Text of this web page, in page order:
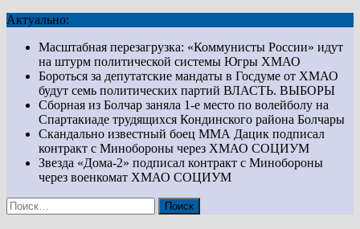
Актуально:
Масштабная перезагрузка: «Коммунисты России» идут
на штурм политической системы Югры ХМАО
Бороться за депутатские мандаты в Госдуме от ХМАО
будут семь политических партий ВЛАСТЬ. ВЫБОРЫ
Сборная из Болчар заняла 1-е место по волейболу на
Спартакиаде трудящихся Кондинского района Болчары
Скандально известный боец ММА Дацик подписал
контракт с Минобороны через ХМАО СОЦИУМ
Звезда «Дома-2» подписал контракт с Минобороны
через военкомат ХМАО СОЦИУМ
Найти: